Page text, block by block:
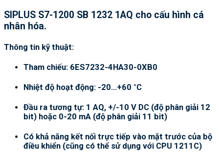
SIPLUS S7-1200 SB 1232 1AQ cho cấu hình cá
nhân hóa.
Thông tin kỹ thuật:
Tham chiếu: 6ES7232-4HA30-0XB0
Nhiệt độ hoạt động: -20…+60 °C
Đầu ra tương tự: 1 AQ, +/-10 V DC (độ phân giải 12
bit) hoặc 0-20 mA (độ phân giải 11 bit)
Có khả năng kết nối trực tiếp vào mặt trước của bộ
điều khiển (cũng có thể sử dụng với CPU 1211C)